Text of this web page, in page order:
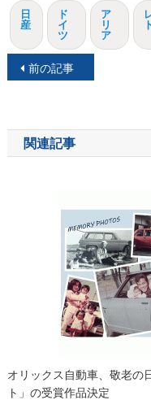
日
産
ド
イ
ツ
ア
リ
ア
投
ナ
ビ
前の記事
関連記事
オリックス自動車、敬老の
ト」の受賞作品決定